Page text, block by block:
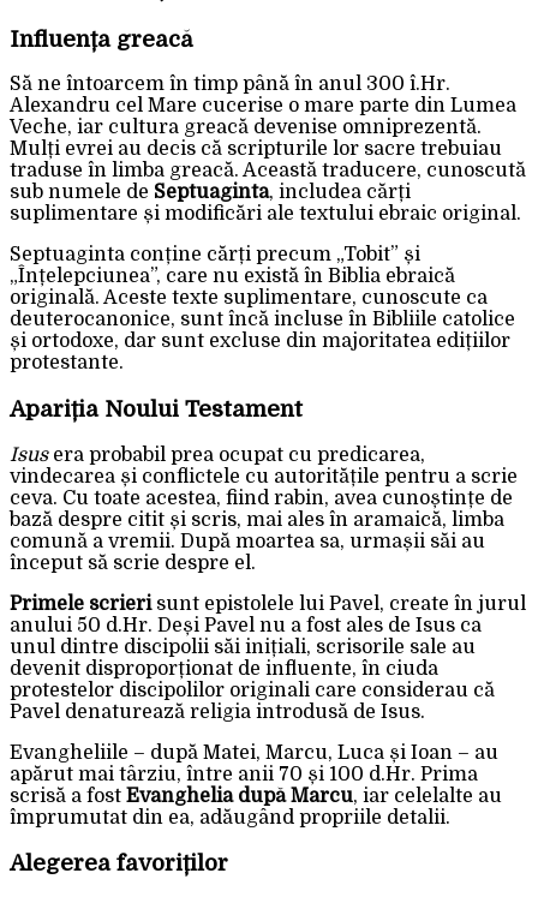
Influența greacă
Să ne întoarcem în timp până în anul 300 î.Hr.
Alexandru cel Mare cucerise o mare parte din Lumea
Veche, iar cultura greacă devenise omniprezentă.
Mulți evrei au decis că scripturile lor sacre trebuiau
traduse în limba greacă. Această traducere, cunoscută
sub numele de Septuaginta, includea cărți
suplimentare și modificări ale textului ebraic original.
Septuaginta conține cărți precum „Tobit” și
„Înțelepciunea”, care nu există în Biblia ebraică
originală. Aceste texte suplimentare, cunoscute ca
deuterocanonice, sunt încă incluse în Bibliile catolice
și ortodoxe, dar sunt excluse din majoritatea edițiilor
protestante.
Apariția Noului Testament
Isusera probabil prea ocupat cu predicarea,
vindecarea și conflictele cu autoritățile pentru a scrie
ceva. Cu toate acestea, fiind rabin, avea cunoștințe de
bază despre citit și scris, mai ales în aramaică, limba
comună a vremii. După moartea sa, urmașii săi au
început să scrie despre el.
Primele scrierisunt epistolele lui Pavel, create în jurul
anului 50 d.Hr. Deși Pavel nu a fost ales de Isus ca
unul dintre discipolii săi inițiali, scrisorile sale au
devenit disproporționat de influente, în ciuda
protestelor discipolilor originali care considerau că
Pavel denaturează religia introdusă de Isus.
Evangheliile – după Matei, Marcu, Luca și Ioan – au
apărut mai târziu, între anii 70 și 100 d.Hr. Prima
scrisă a fost Evanghelia după Marcu, iar celelalte au
împrumutat din ea, adăugând propriile detalii.
Alegerea favoriților